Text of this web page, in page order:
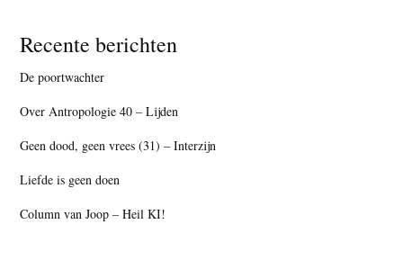
Recente berichten
De poortwachter
Over Antropologie 40 – Lijden
Geen dood, geen vrees (31) – Interzijn
Liefde is geen doen
Column van Joop – Heil KI!